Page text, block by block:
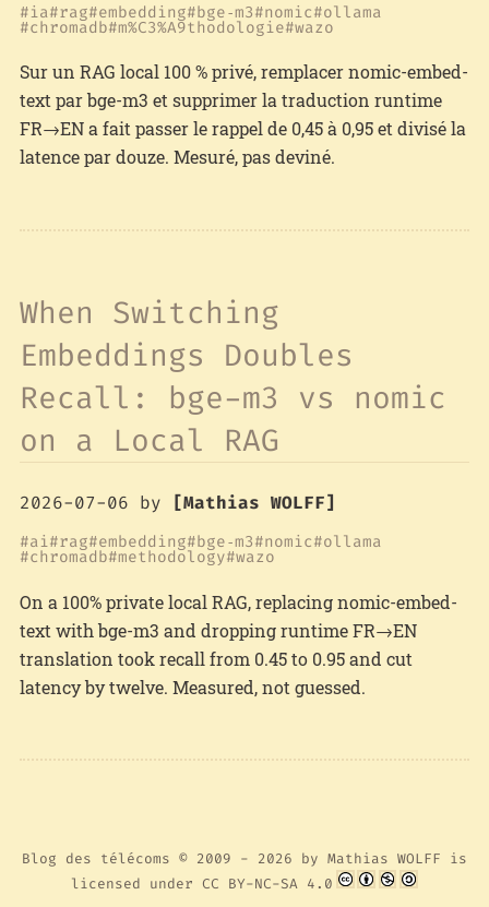
ia rag embedding bge‑m3 nomic ollama
chromadb m%C3%A9thodologie wazo
Sur un RAG local 100 % privé, remplacer nomic-embed-
text par bge-m3 et supprimer la traduction runtime
FR→EN a fait passer le rappel de 0,45 à 0,95 et divisé la
latence par douze. Mesuré, pas deviné.
When Switching
Embeddings Doubles
Recall: bge-m3 vs nomic
on a Local RAG
2026-07-06 by [Mathias WOLFF]
ai rag embedding bge‑m3 nomic ollama
chromadb methodology wazo
On a 100% private local RAG, replacing nomic-embed-
text with bge-m3 and dropping runtime FR→EN
translation took recall from 0.45 to 0.95 and cut
latency by twelve. Measured, not guessed.
Blog des télécoms © 2009 - 2026 by Mathias WOLFF is
licensed underCC BY-NC-SA 4.0